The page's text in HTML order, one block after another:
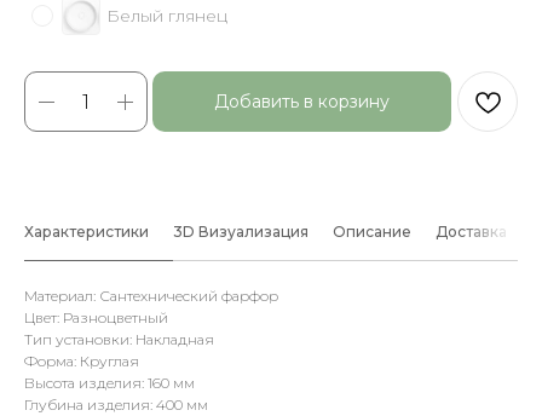
Белый глянец
Добавить в корзину
Характеристики 3D Визуализация Описание Доставка
Материал: Сантехнический фарфор
Цвет: Разноцветный
Тип установки: Накладная
Форма: Круглая
Высота изделия: 160 мм
Глубина изделия: 400 мм